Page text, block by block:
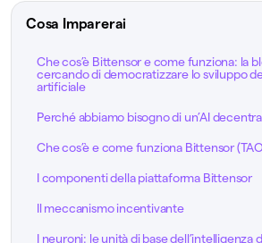
Cosa Imparerai
Che cos’è Bittensor e come funziona: la
cercando di democratizzare lo sviluppo
artificiale
Perché abbiamo bisogno di un’AI
Che cos’è e come funziona Bittensor
I componenti della piattaforma Bittensor
Il meccanismo incentivante
I neuroni: le unità di base dell’intelligenza